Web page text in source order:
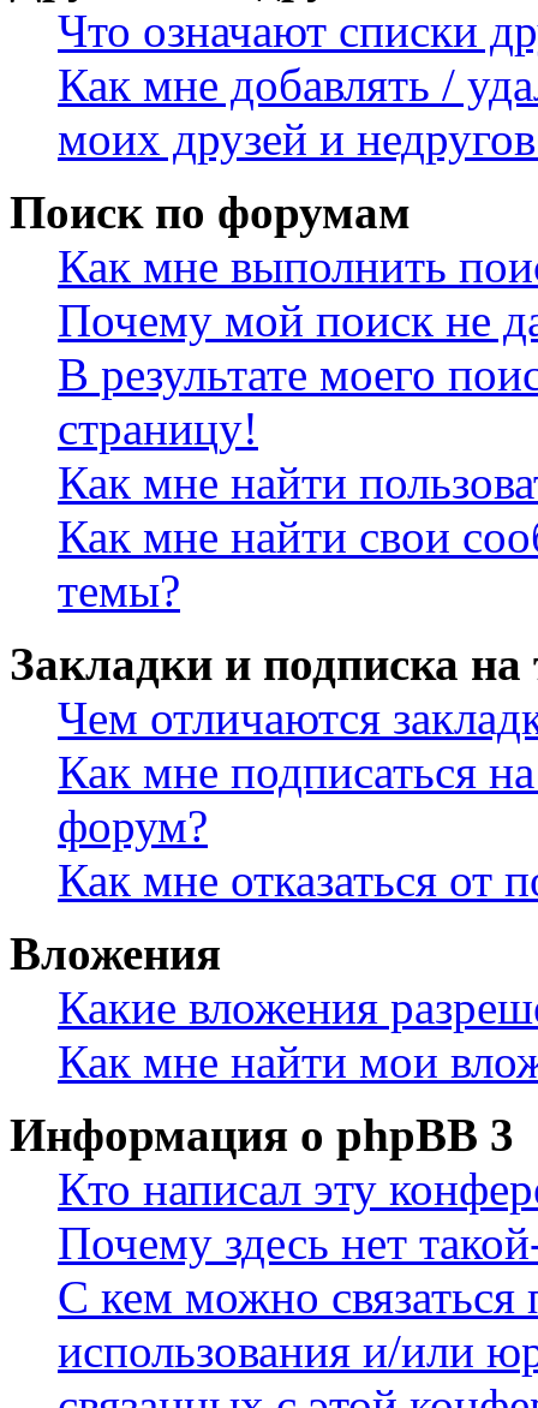
Что означают списки
Как мне добавлять /
моих друзей и
Поиск по форумам
Как мне выполнить
Почему мой поиск не
В результате моего
страницу!
Как мне найти
Как мне найти свои
темы?
Закладки и подписка
Чем отличаются
Как мне подписаться
форум?
Как мне отказаться от
Вложения
Какие вложения
Как мне найти мои
Информация о phpBB 3
Кто написал эту
Почему здесь нет
С кем можно связаться
использования и/или